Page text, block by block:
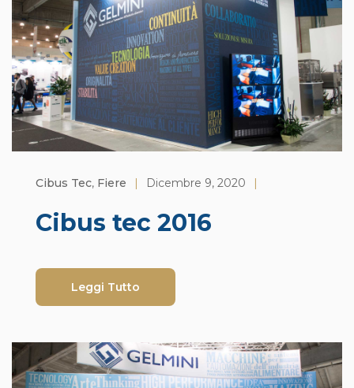
Cibus Tec, Fiere | Dicembre 9, 2020 |
Cibus tec 2016
Leggi Tutto